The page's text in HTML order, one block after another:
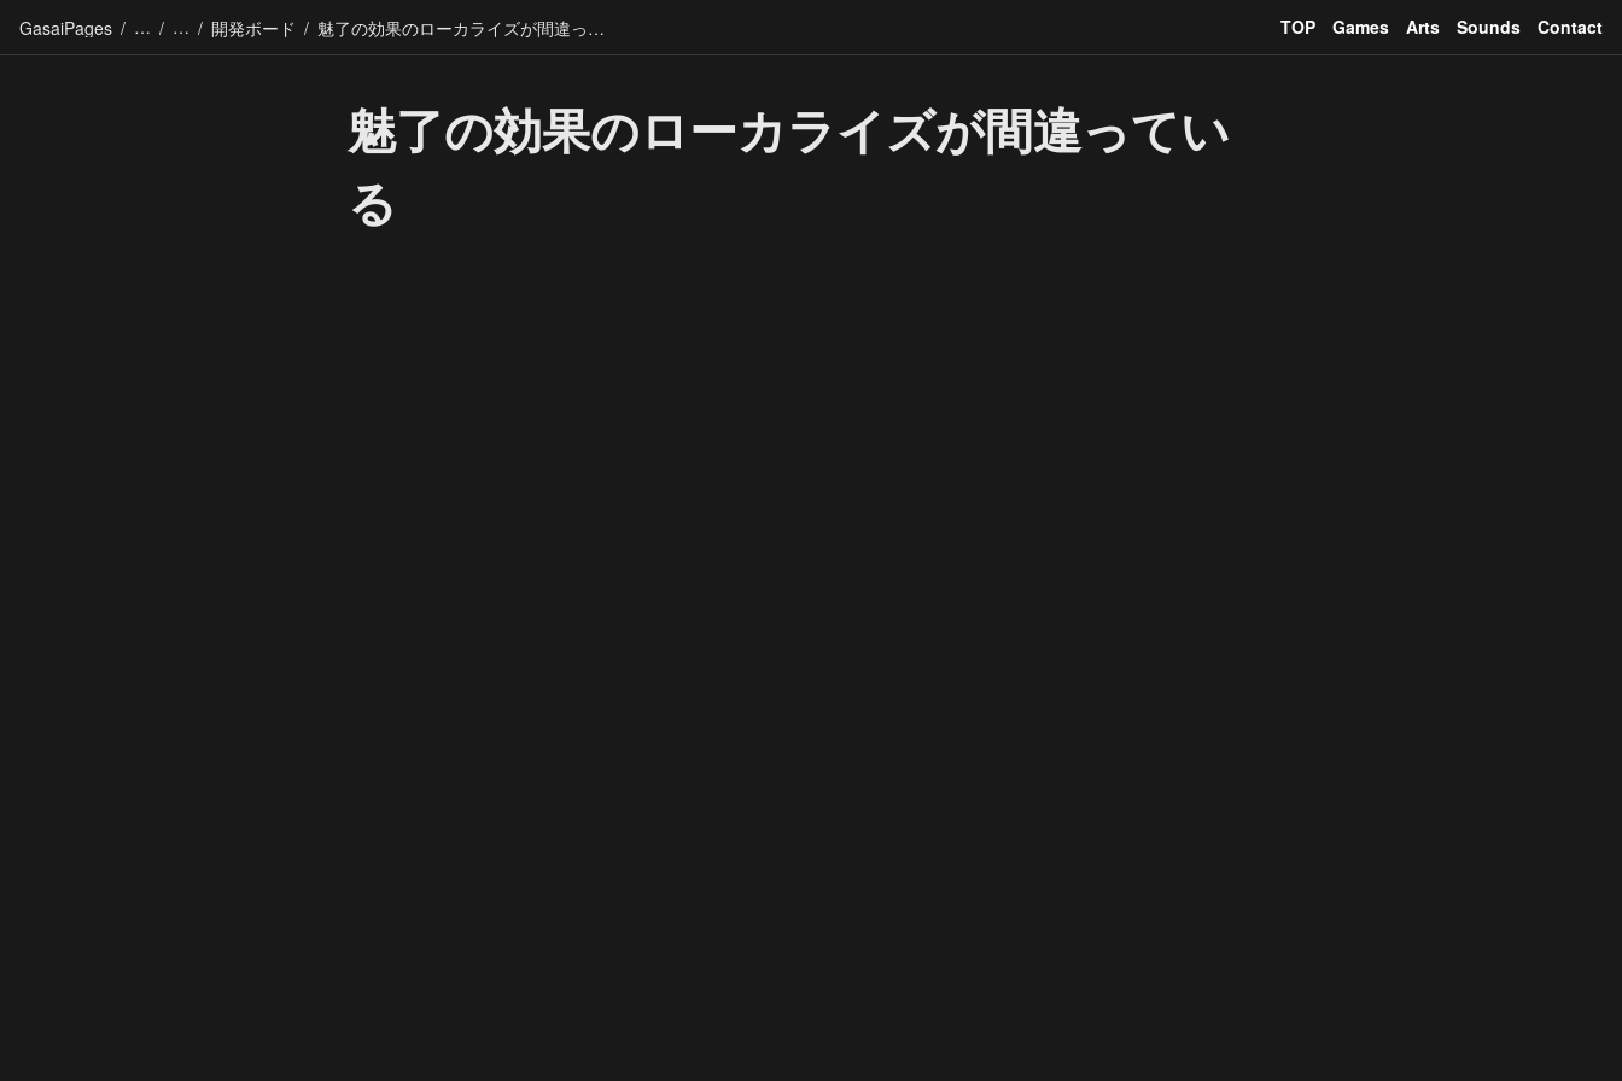
GasaiPages / / / 開発ボード / 魅了の効果のローカライズが間違っている TOP Games Arts Sounds Contact
魅了の効果のローカライズが間違ってい
る